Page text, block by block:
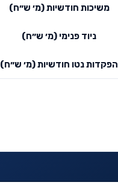
משיכות חודשיות (מ׳ ש״ח)
ניוד פנימי (מ׳ ש״ח)
הפקדות נטו חודשיות (מ׳ ש״ח)